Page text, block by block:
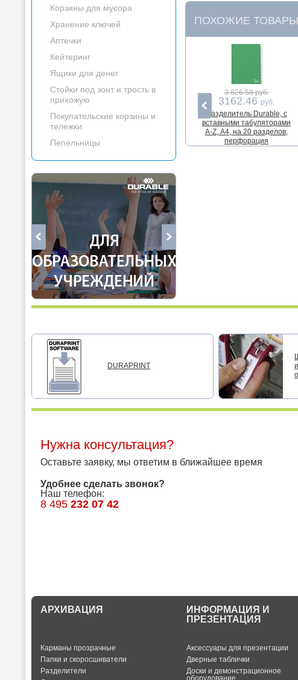
Корзины для мусора
Хранение ключей
Аптечки
Кейтеринг
Ящики для денег
Стойки под зонт и трость в
прихожую
Покупательские корзины и
тележки
Пепельницы
ПОХОЖИЕ ТОВАРЫ
3 826.58 руб.
3162.46 руб.
Разделитель Durable, с
вставными табуляторами
A-Z, А4, на 20 разделов,
перфорация
DURAPRINT
Нужна консультация?
Оставьте заявку, мы ответим в ближайшее время
Удобнее сделать звонок?
Наш телефон:
8 495 232 07 42
АРХИВАЦИЯ
Карманы прозрачные
Папки и скоросшиватели
Разделители
ИНФОРМАЦИЯ И
ПРЕЗЕНТАЦИЯ
Аксессуары для презентации
Дверные таблички
Доски и демонстрационное
оборудование